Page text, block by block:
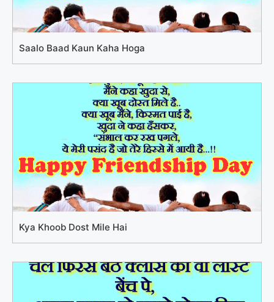
Saalo Baad Kaun Kaha Hoga
Kya Khoob Dost Mile Hai